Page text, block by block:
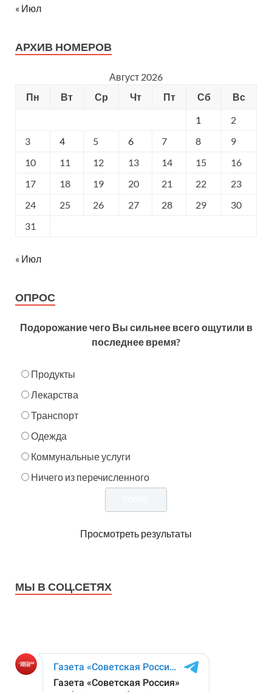
« Июл
АРХИВ НОМЕРОВ
Август 2026
Пн
Вт Ср Чт Пт Сб
Вс
1
2
3
4 5 6 7 8
9
10
11 12 13 14 15
16
17
18 19 20 21 22
23
24
25 26 27 28 29
30
31
« Июл
ОПРОС
Подорожание чего Вы сильнее всего ощутили в
последнее время?
Продукты
Лекарства
Транспорт
Одежда
Коммунальные услуги
Ничего из перечисленного
Просмотреть результаты
МЫ В СОЦ.СЕТЯХ